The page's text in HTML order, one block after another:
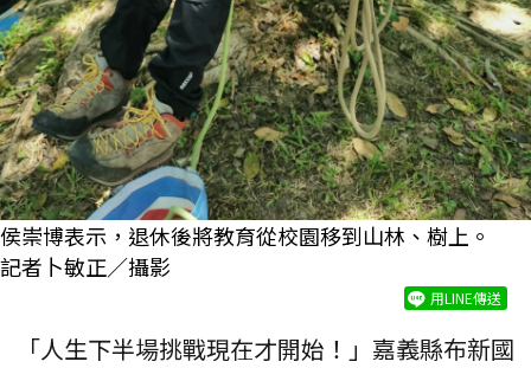
侯崇博表示，退休後將教育從校園移到山林、樹上。
記者卜敏正／攝影
用LINE傳送
「人生下半場挑戰現在才開始！」嘉義縣布新國